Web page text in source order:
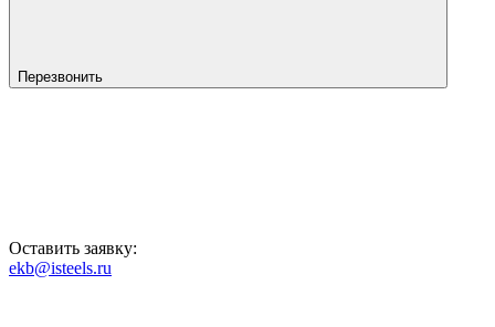
Перезвонить
Оставить заявку:
ekb@isteels.ru